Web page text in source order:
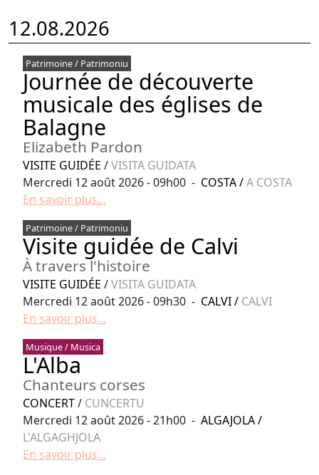
12.08.2026
Patrimoine / Patrimoniu
Journée de découverte
musicale des églises de
Balagne
Elizabeth Pardon
VISITE GUIDÉE /VISITA GUIDATA
Mercredi 12 août 2026 - 09h00 - COSTA/A COSTA
En savoir plus...
Patrimoine / Patrimoniu
Visite guidée de Calvi
À travers l'histoire
VISITE GUIDÉE /VISITA GUIDATA
Mercredi 12 août 2026 - 09h30 - CALVI/ CALVI
En savoir plus...
Musique / Musica
L'Alba
Chanteurs corses
CONCERT/ CUNCERTU
Mercredi 12 août 2026 - 21h00 - ALGAJOLA/
L'ALGAGHJOLA
En savoir plus...